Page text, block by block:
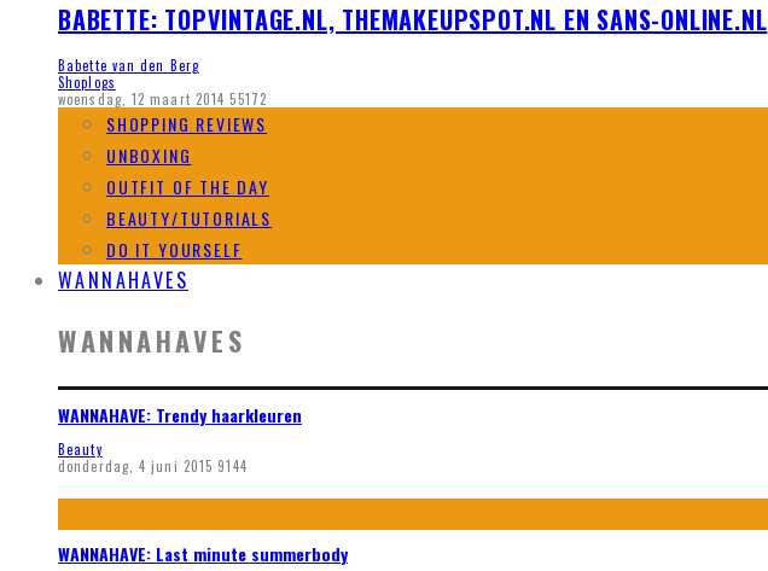
BABETTE: TOPVINTAGE.NL, THEMAKEUPSPOT.NL EN SANS-ONLINE.NL
Babette van den Berg
Shoplogs
woensdag, 12 maart 2014 55172
SHOPPING REVIEWS
UNBOXING
OUTFIT OF THE DAY
BEAUTY/TUTORIALS
DO IT YOURSELF
WANNAHAVES
WANNAHAVES
WANNAHAVE: Trendy haarkleuren
Beauty
donderdag, 4 juni 2015 9144
WANNAHAVE: Last minute summerbody